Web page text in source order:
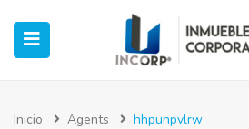
Inicio Agents hhpunpvlrw